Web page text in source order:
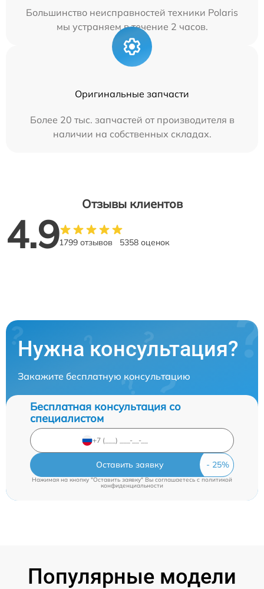
Большинство неисправностей техники Polaris
мы устраняем в течение 2 часов.
Оригинальные запчасти
Более 20 тыс. запчастей от производителя в
наличии на собственных складах.
Отзывы клиентов
4.91799 отзывов 5358 оценок
Нужна консультация?
Закажите бесплатную консультацию
Бесплатная консультация со
специалистом
Оставить заявку
Нажимая на кнопку "Оставить заявку" Вы соглашаетесь cполитикой
конфиденциальности
Популярные модели